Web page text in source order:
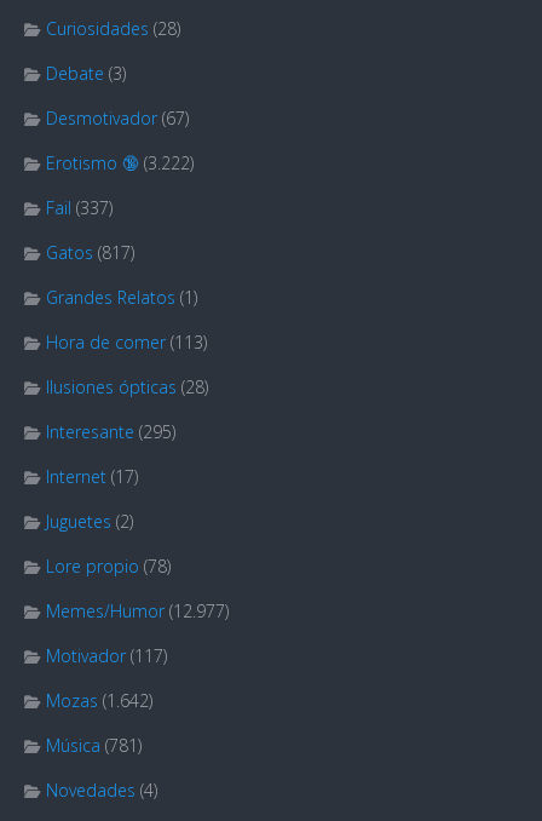
Curiosidades (28)
Debate (3)
Desmotivador (67)
Erotismo 🔞 (3.222)
Fail (337)
Gatos (817)
Grandes Relatos (1)
Hora de comer (113)
Ilusiones ópticas (28)
Interesante (295)
Internet (17)
Juguetes (2)
Lore propio (78)
Memes/Humor (12.977)
Motivador (117)
Mozas (1.642)
Música (781)
Novedades (4)